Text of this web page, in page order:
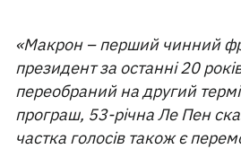
«Макрон – перший чинний
президент за останні 20
переобраний на другий
програш, 53-річна Ле Пен
частка голосів також є